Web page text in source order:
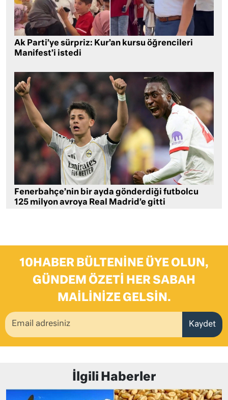
Ak Parti’ye sürpriz: Kur’an kursu öğrencileri
Manifest’i istedi
Fenerbahçe’nin bir ayda gönderdiği futbolcu
125 milyon avroya Real Madrid’e gitti
10HABER BÜLTENINE ÜYE OLUN,
GÜNDEM ÖZETI HER SABAH
MAILINIZE GELSIN.
Kaydet
İlgili Haberler